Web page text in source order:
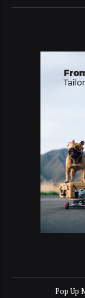
Pop Up